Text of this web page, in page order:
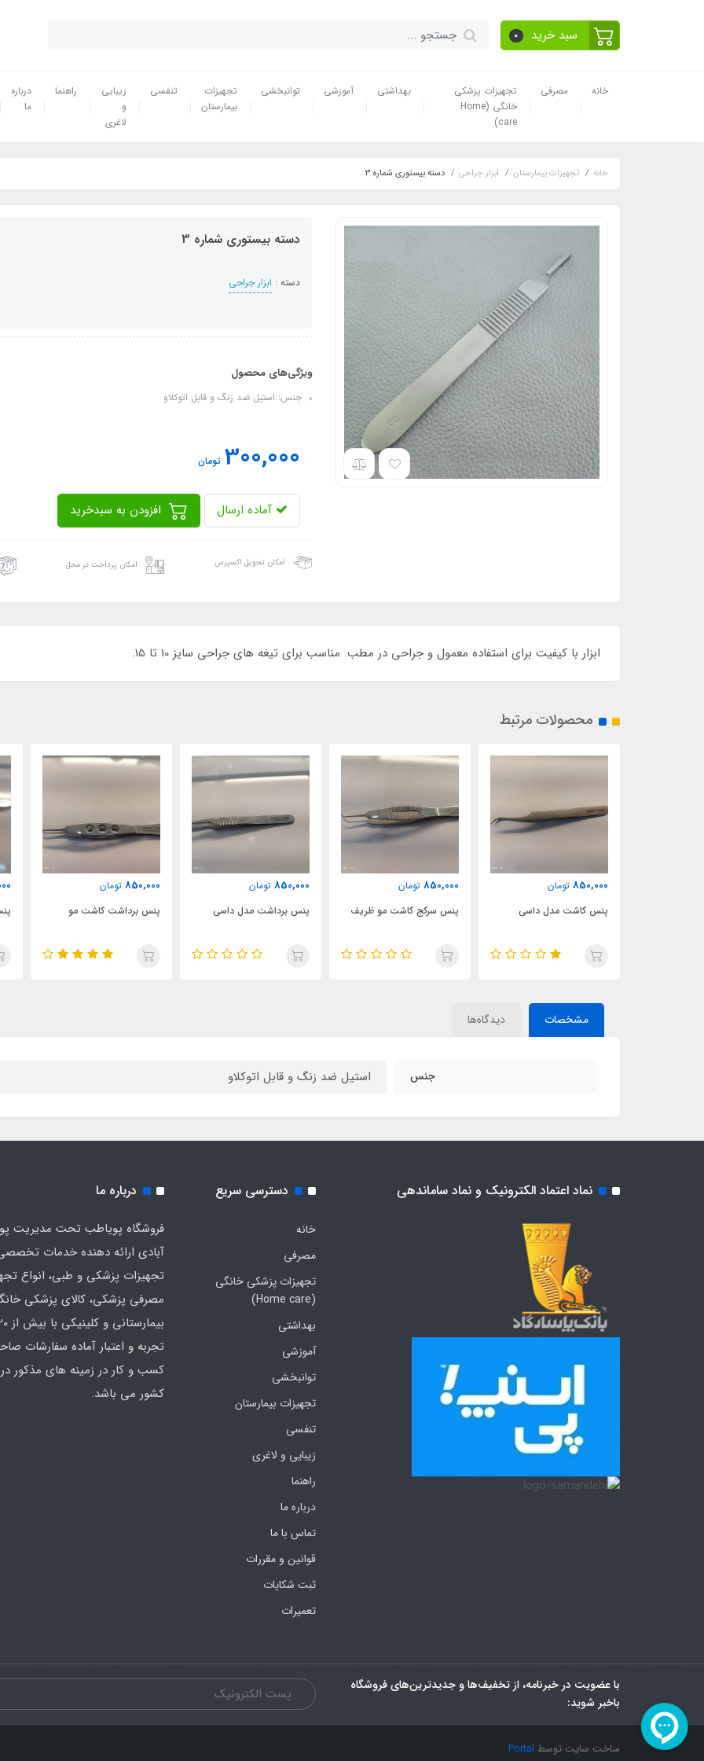
سبد خرید 0
خانه مصرفی
تجهیزات پزشکی
خانگی (Home
care)
بهداشتی آموزشی توانبخشی
تجهیزات
بیمارستان
تنفسی
زیبایی
و
لاغری
راهنما
درباره
ما
خانه تجهیزات بیمارستان ابزار جراحی دسته بیستوری شماره 3
دسته بیستوری شماره 3
دسته : ابزار جراحی
ویژگی‌های محصول
جنس: استیل ضد زنگ و قابل اتوکلاو
300,000 تومان
آماده ارسال
امکان تحویل اکسپرس امکان پرداخت در محل
ابزار با کیفیت برای استفاده معمول و جراحی در مطب. مناسب برای تیغه های جراحی سایز 10 تا 15.
محصولات مرتبط
850,000 تومان
پنس کاشت مدل داسی
850,000 تومان
پنس سرکج کاشت مو ظریف
850,000 تومان
پنس برداشت مدل داسی
850,000 تومان
پنس برداشت کاشت مو
مشخصات دیدگاه‌ها
جنس استیل ضد زنگ و قابل اتوکلاو
نماد اعتماد الکترونیک و نماد ساماندهی دسترسی سریع
خانه
مصرفی
تجهیزات پزشکی خانگی
(Home care)
بهداشتی
آموزشی
توانبخشی
تجهیزات بیمارستان
تنفسی
زیبایی و لاغری
راهنما
درباره ما
تماس با ما
قوانین و مقررات
ثبت شکایات
تعمیرات
درباره ما
فروشگاه پویاطب تحت مدیریت
آبادی ارائه دهنده خدمات
تجهیزات پزشکی و طبی، انواع
مصرفی پزشکی، کالای پزشکی
تجربه و اعتبار آماده سفارشات
کسب و کار در زمینه های مذکور
کشور می باشد.
با عضویت در خبرنامه، از تخفیف‌ها و جدیدترین‌های فروشگاه
باخبر شوید:
ساخت سایت توسط Portal